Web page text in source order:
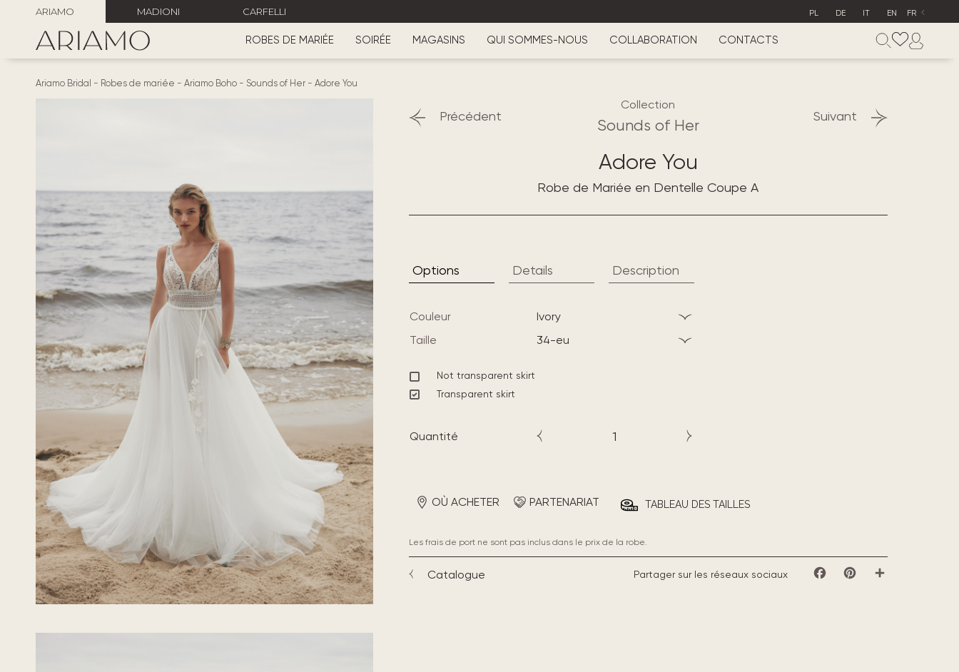
ARIAMO MADIONI CARFELLI PL DE IT EN FR
ROBES DE MARIÉE SOIRÉE MAGASINS QUI SOMMES-NOUS COLLABORATION CONTACTS
Ariamo Bridal - Robes de mariée - Ariamo Boho - Sounds of Her - Adore You
Précédent Suivant
Collection
Sounds of Her
Adore You
Robe de Mariée en Dentelle Coupe A
Options Details Description
Couleur
ivory
Taille
34-eu
Not transparent skirt
Transparent skirt
Quantité
OÙ ACHETER PARTENARIAT TABLEAU DES TAILLES
Les frais de port ne sont pas inclus dans le prix de la robe.
Catalogue Partager sur les réseaux sociaux